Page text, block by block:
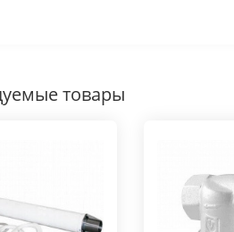
товары